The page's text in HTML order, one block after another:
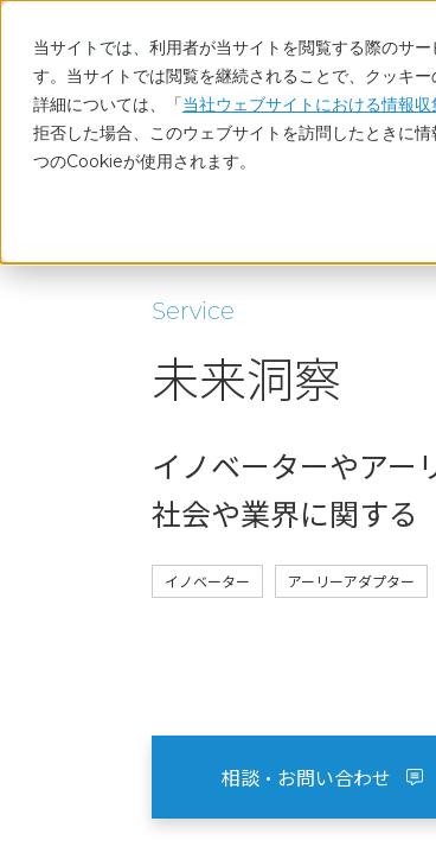
当サイトでは、利用者が当サイトを閲覧する際のサ
す。当サイトでは閲覧を継続されることで、クッキー
詳細については、「当社ウェブサイトにおける情報収
拒否した場合、このウェブサイトを訪問したときに
つのCookieが使用されます。
ホーム サービス
Service
未来洞察
イノベーターやアー
社会や業界に関する
イノベーター アーリーアダプター
相談・お問い合わせ